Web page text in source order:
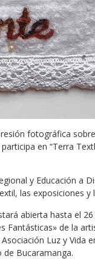
fotográfica
en “Terra
y Educación a
las exposiciones y
abierta hasta el
Fantásticas» de la
Luz y Vida
Bucaramanga.